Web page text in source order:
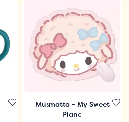
Musmatta - My Sweet
Piano